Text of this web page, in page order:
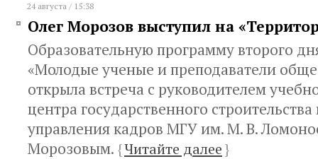
24 августа / 15:38
Олег Морозов выступил на
Образовательную программу второго
«Молодые ученые и преподаватели
открыла встреча с руководителем
центра государственного
управления кадров МГУ им. М. В.
Морозовым. {Читайте далее}